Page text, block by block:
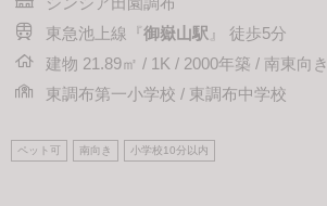
東急池上線『御嶽山駅 』 徒歩5分
建物 21.89㎡ / 1K / 2000年築 / 南東向き
東調布第一小学校 / 東調布中学校
ペット可 南向き 小学校10分以内